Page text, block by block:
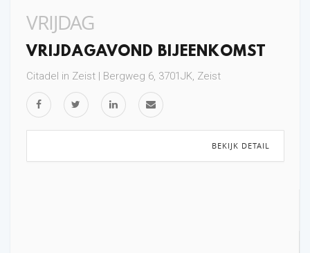
VRIJDAG
VRIJDAGAVOND BIJEENKOMST
Citadel in Zeist | Bergweg 6, 3701JK, Zeist
BEKIJK DETAIL